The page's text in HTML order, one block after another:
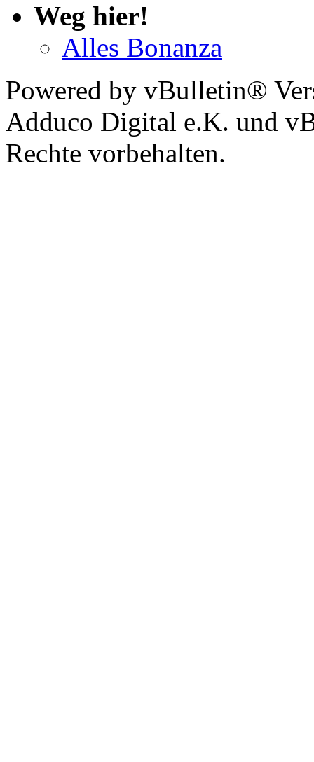
Weg hier!
Alles Bonanza
Powered by vBulletin®
Adduco Digital e.K. und
Rechte vorbehalten.